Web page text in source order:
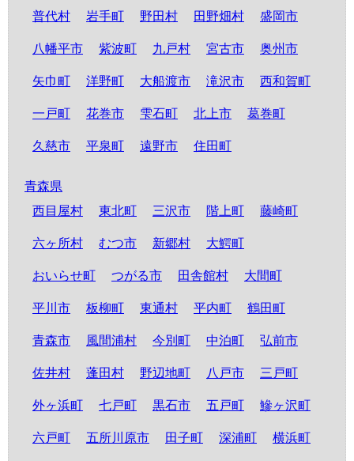
普代村 岩手町 野田村 田野畑村 盛岡市
八幡平市 紫波町 九戸村 宮古市 奥州市
矢巾町 洋野町 大船渡市 滝沢市 西和賀町
一戸町 花巻市 雫石町 北上市 葛巻町
久慈市 平泉町 遠野市 住田町
青森県
西目屋村
東北町 三沢市 階上町 藤崎町
六ヶ所村 むつ市 新郷村 大鰐町
おいらせ町 つがる市 田舎館村 大間町
平川市 板柳町 東通村 平内町 鶴田町
青森市 風間浦村 今別町 中泊町 弘前市
佐井村 蓬田村 野辺地町 八戸市 三戸町
外ヶ浜町 七戸町 黒石市 五戸町 鰺ヶ沢町
六戸町 五所川原市 田子町 深浦町 横浜町